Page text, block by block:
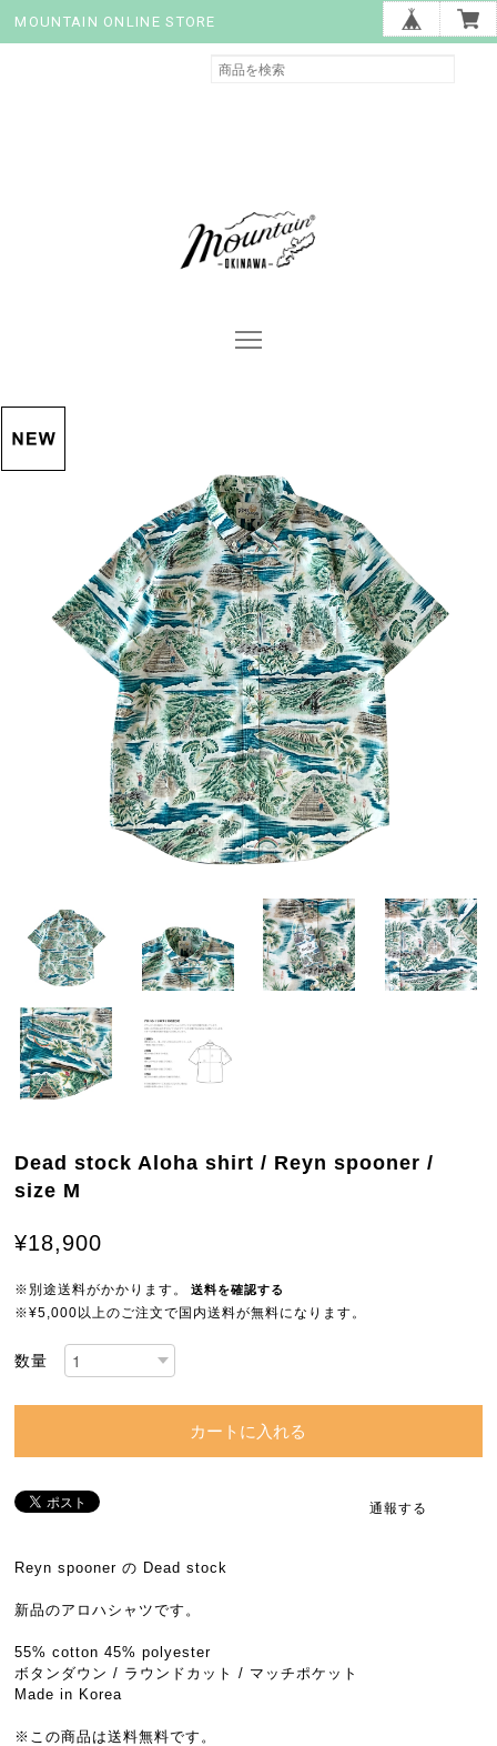
MOUNTAIN ONLINE STORE
Dead stock Aloha shirt / Reyn spooner /
size M
¥18,900
※別途送料がかかります。 送料を確認する
※¥5,000以上のご注文で国内送料が無料になります。
数量
カートに入れる
通報する
Reyn spooner の Dead stock
新品のアロハシャツです。
55% cotton 45% polyester
ボタンダウン / ラウンドカット / マッチポケット
Made in Korea
※この商品は送料無料です。